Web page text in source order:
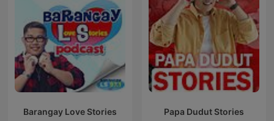
Barangay Love Stories Papa Dudut Stories